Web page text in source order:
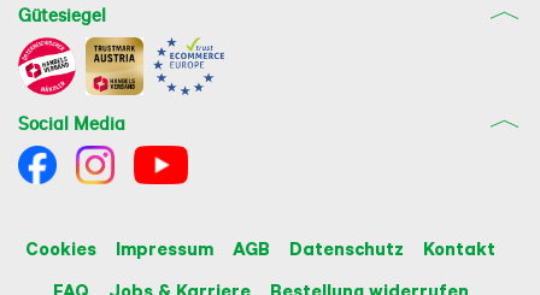
Gütesiegel
Social Media
Cookies Impressum AGB Datenschutz
Kontakt